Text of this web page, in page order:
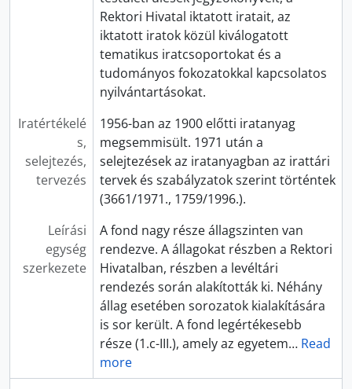
Rektori Hivatal iktatott iratait, az
iktatott iratok közül kiválogatott
tematikus iratcsoportokat és a
tudományos fokozatokkal kapcsolatos
nyilvántartásokat.
Iratértékelé
s,
selejtezés,
tervezés
1956-ban az 1900 előtti iratanyag
megsemmisült. 1971 után a
selejtezések az iratanyagban az irattári
tervek és szabályzatok szerint történtek
(3661/1971., 1759/1996.).
Leírási
egység
szerkezete
A fond nagy része állagszinten van
rendezve. A állagokat részben a Rektori
Hivatalban, részben a levéltári
rendezés során alakították ki. Néhány
állag esetében sorozatok kialakítására
is sor került. A fond legértékesebb
része (1.c-III.), amely az egyetem… Read
more